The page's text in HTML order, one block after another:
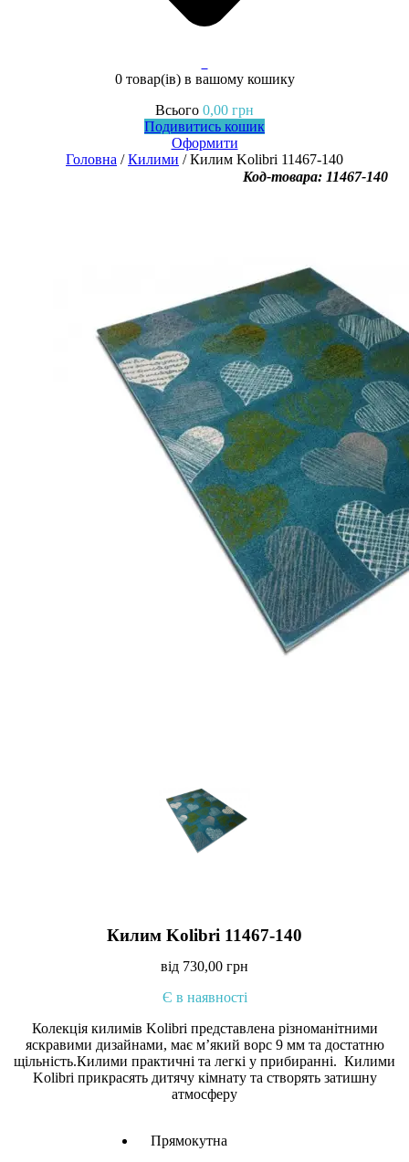
0 товар(ів)в вашому кошику
Всього 0,00 грн
Подивитись кошик
Оформити
Головна /Килими / Килим Kolibri 11467-140
Код-товара: 11467-140
Килим Kolibri 11467-140
від 730,00 грн
Є в наявності
Колекція килимів Kolibri представлена різноманітними
яскравими дизайнами, має м’який ворс 9 мм та достатню
щільність.Килими практичні та легкі у прибиранні. Килими
Kolibri прикрасять дитячу кімнату та створять затишну
атмосферу
Прямокутна